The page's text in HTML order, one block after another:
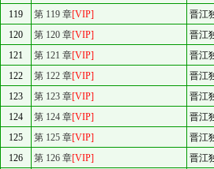
119
第 119 章[VIP]
晋江
120
第 120 章[VIP]
晋江
121
第 121 章[VIP]
晋江
122
第 122 章[VIP]
晋江
123
第 123 章[VIP]
晋江
124
第 124 章[VIP]
晋江
125
第 125 章[VIP]
晋江
126
第 126 章[VIP]
晋江